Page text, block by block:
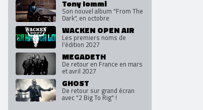
Tony Iommi
Son nouvel album "From The
Dark", en octobre
WACKEN OPEN AIR
Les premiers noms de
l'édition 2027
MEGADETH
De retour en France en mars
et avril 2027
GHOST
De retour sur grand écran
avec "2 Big To Rig" !